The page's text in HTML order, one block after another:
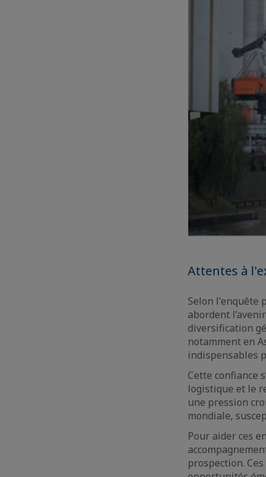
Attentes à
Selon l'enquête
abordent
diversification
notamment en
indispensables
Cette confiance
logistique et le
une pression
mondiale,
Pour aider ces
prospection.